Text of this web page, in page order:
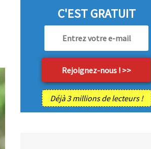
C'EST GRATUIT
Déjà 3 millions de lecteurs !